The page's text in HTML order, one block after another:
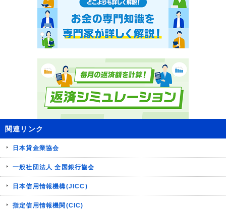
関連リンク
日本貸金業協会
一般社団法人 全国銀行協会
日本信用情報機構(JICC)
指定信用情報機関(CIC)